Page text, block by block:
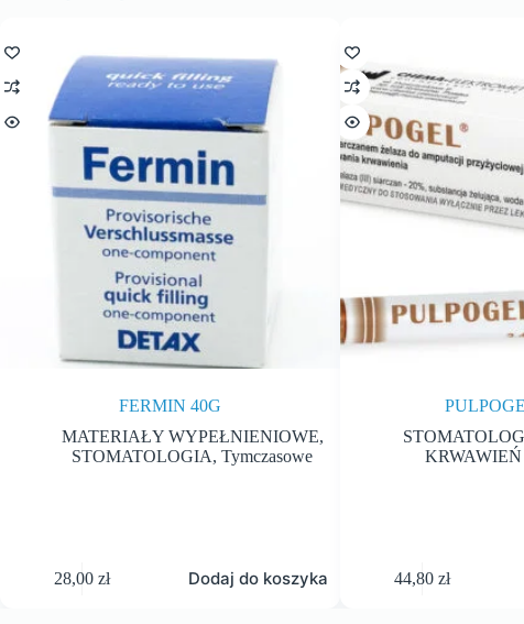
FERMIN 40G
MATERIAŁY WYPEŁNIENIOWE,
STOMATOLOGIA,Tymczasowe
28,00zł Dodaj do koszyka 44,80zł